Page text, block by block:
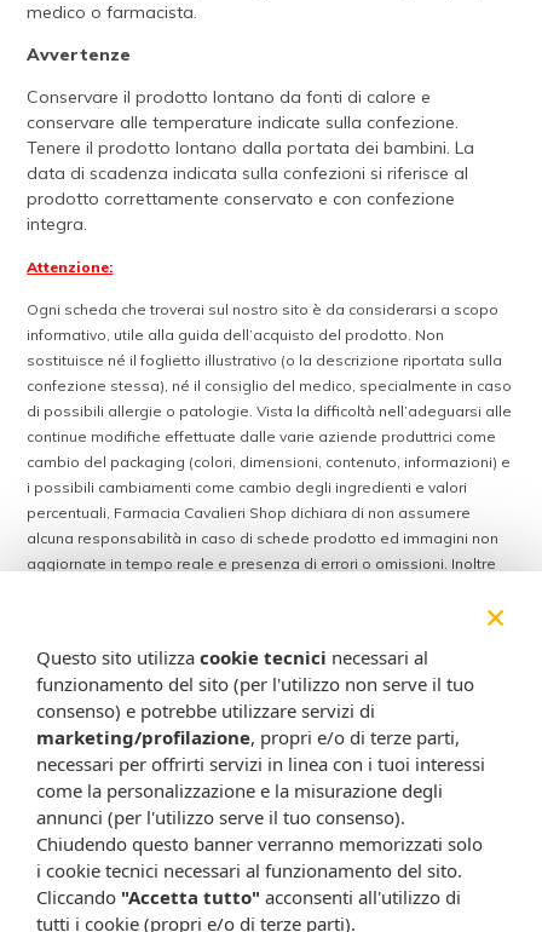
medico o farmacista.
Avvertenze
Conservare il prodotto lontano da fonti di calore e
conservare alle temperature indicate sulla confezione.
Tenere il prodotto lontano dalla portata dei bambini. La
data di scadenza indicata sulla confezioni si riferisce al
prodotto correttamente conservato e con confezione
integra.
Attenzione:
Ogni scheda che troverai sul nostro sito è da considerarsi a scopo
informativo, utile alla guida dell’acquisto del prodotto. Non
sostituisce né il foglietto illustrativo (o la descrizione riportata sulla
confezione stessa), né il consiglio del medico, specialmente in caso
di possibili allergie o patologie. Vista la difficoltà nell’adeguarsi alle
continue modifiche effettuate dalle varie aziende produttrici come
cambio del packaging (colori, dimensioni, contenuto, informazioni) e
i possibili cambiamenti come cambio degli ingredienti e valori
percentuali, Farmacia Cavalieri Shop dichiara di non assumere
alcuna responsabilità in caso di schede prodotto ed immagini non
aggiornate in tempo reale e presenza di errori o omissioni. Inoltre
ISCRIVITI ALLA NEWSLETTER
Rimani aggiornato su tutte le promozioni
×
Questo sito utilizza cookie tecnici necessari al
funzionamento del sito (per l'utilizzo non serve il tuo
consenso) e potrebbe utilizzare servizi di
marketing/profilazione, propri e/o di terze parti,
necessari per offrirti servizi in linea con i tuoi interessi
come la personalizzazione e la misurazione degli
annunci (per l'utilizzo serve il tuo consenso).
Chiudendo questo banner verranno memorizzati solo
i cookie tecnici necessari al funzionamento del sito.
Cliccando "Accetta tutto" acconsenti all'utilizzo di
tutti i cookie (propri e/o di terze parti).